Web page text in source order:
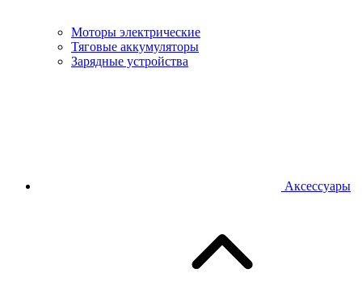
Моторы электрические
Тяговые аккумуляторы
Зарядные устройства
Аксессуары